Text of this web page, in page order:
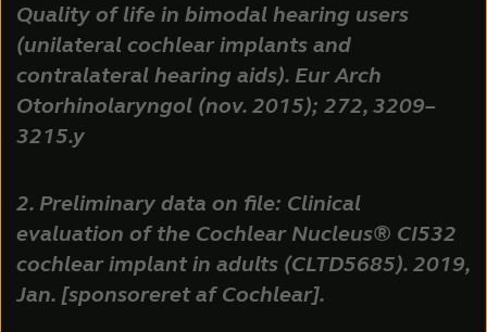
Quality of life in bimodal hearing users
(unilateral cochlear implants and
contralateral hearing aids). Eur Arch
Otorhinolaryngol (nov. 2015); 272, 3209–
3215.y
2. Preliminary data on file: Clinical
evaluation of the Cochlear Nucleus® CI532
cochlear implant in adults (CLTD5685). 2019,
Jan. [sponsoreret af Cochlear].